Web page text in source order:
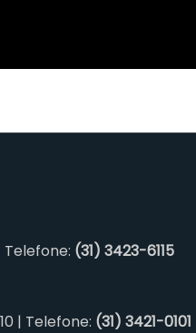
Telefone: (31) 3423-6115
| Telefone: (31) 3421-0101